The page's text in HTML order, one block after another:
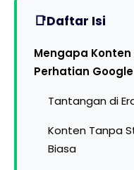
Daftar Isi
Mengapa
Perhatian
Tantangan di
Konten Tanpa
Biasa